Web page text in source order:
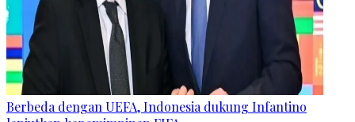
Berbeda dengan UEFA, Indonesia dukung Infantino